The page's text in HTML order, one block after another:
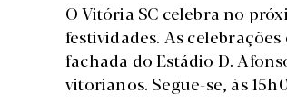
O Vitória SC celebra no
festividades. As
fachada do Estádio D.
vitorianos. Segue-se, às